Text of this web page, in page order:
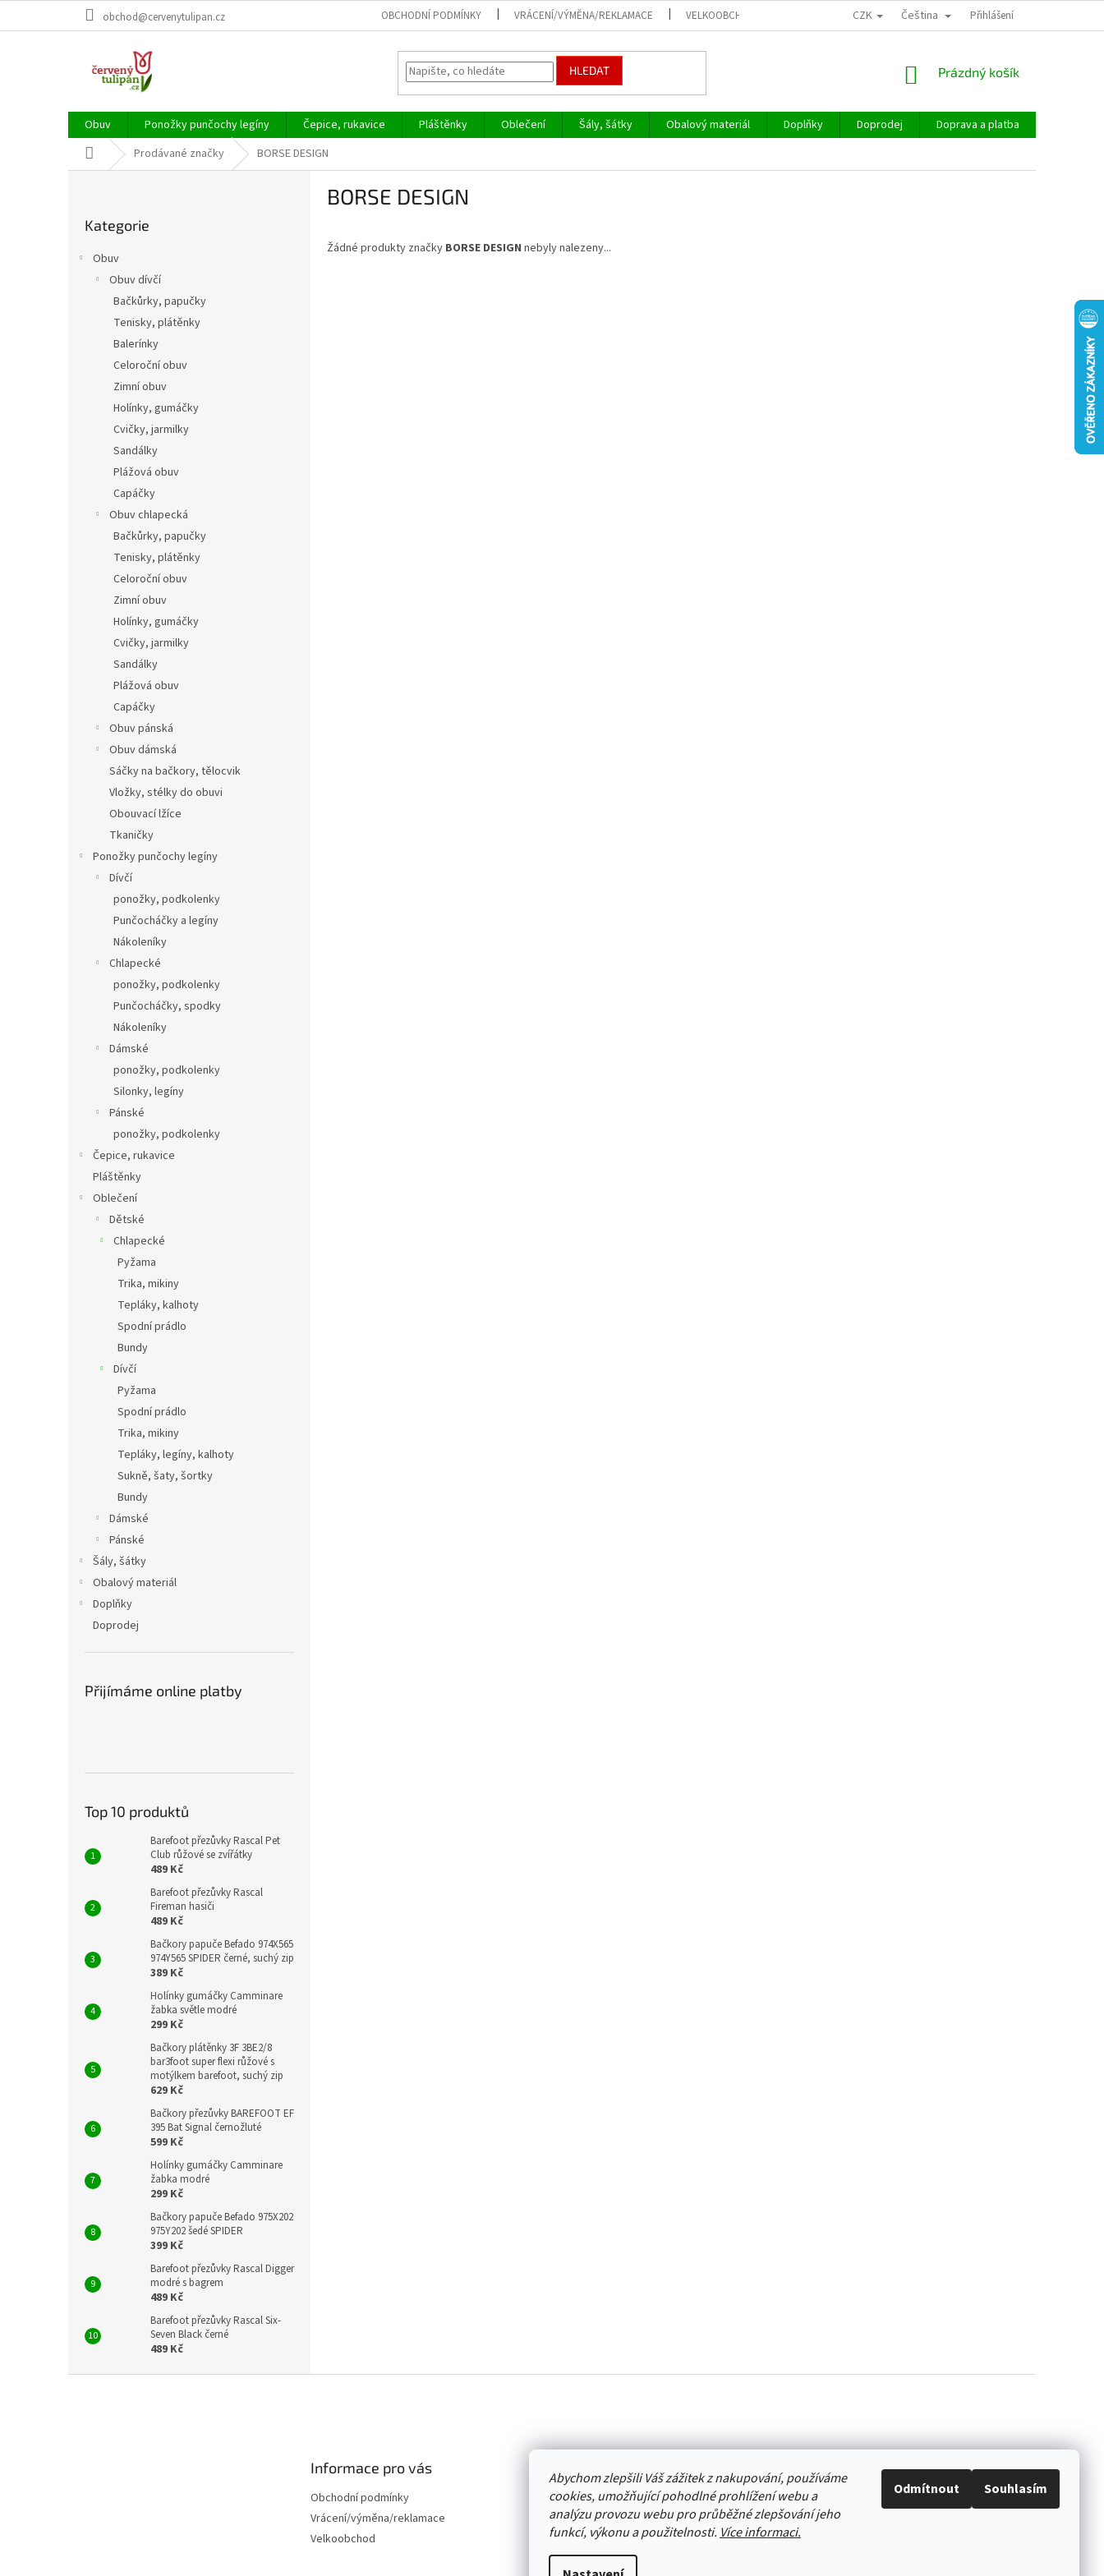
Abychom zlepšili Váš zážitek z nakupování, používáme
cookies, umožňující pohodlné prohlížení webu a
analýzu provozu webu pro průběžné zlepšování jeho
funkcí, výkonu a použitelnosti. Více informaci.
Odmítnout Souhlasím
obchod@cervenytulipan.cz OBCHODNÍ PODMÍNKY VRÁCENÍ/VÝMĚNA/REKLAMACE VELKOOBCHOD CZK Čeština Přihlášení
HLEDAT
NÁKUPNÍ
Prázdný košík
Obuv Ponožky punčochy legíny Čepice, rukavice Pláštěnky Oblečení Šály, šátky Obalový materiál Doplňky Doprodej Doprava a platba
Domů Prodávané značky BORSE DESIGN
kategorie
Kategorie
Obuv
Obuv dívčí
Bačkůrky, papučky
Tenisky, plátěnky
Balerínky
Celoroční obuv
Zimní obuv
Holínky, gumáčky
Cvičky, jarmilky
Sandálky
Plážová obuv
Capáčky
Obuv chlapecká
Bačkůrky, papučky
Tenisky, plátěnky
Celoroční obuv
Zimní obuv
Holínky, gumáčky
Cvičky, jarmilky
Sandálky
Plážová obuv
Capáčky
Obuv pánská
Obuv dámská
Sáčky na bačkory, tělocvik
Vložky, stélky do obuvi
Obouvací lžíce
Tkaničky
Ponožky punčochy legíny
Dívčí
ponožky, podkolenky
Punčocháčky a legíny
Nákoleníky
Chlapecké
ponožky, podkolenky
Punčocháčky, spodky
Nákoleníky
Dámské
ponožky, podkolenky
Silonky, legíny
Pánské
ponožky, podkolenky
Čepice, rukavice
Pláštěnky
Oblečení
Dětské
Chlapecké
Pyžama
Trika, mikiny
Tepláky, kalhoty
Spodní prádlo
Bundy
Dívčí
Pyžama
Spodní prádlo
Trika, mikiny
Tepláky, legíny, kalhoty
Sukně, šaty, šortky
Bundy
Dámské
Pánské
Šály, šátky
Obalový materiál
Doplňky
Doprodej
Přijímáme online platby
Top 10 produktů
Barefoot přezůvky Rascal Pet
Club růžové se zvířátky
489 Kč
Barefoot přezůvky Rascal
Fireman hasiči
489 Kč
Bačkory papuče Befado 974X565
974Y565 SPIDER černé, suchý zip
389 Kč
Holínky gumáčky Camminare
žabka světle modré
299 Kč
Bačkory plátěnky 3F 3BE2/8
bar3foot super flexi růžové s
motýlkem barefoot, suchý zip
629 Kč
Bačkory přezůvky BAREFOOT EF
395 Bat Signal černožluté
599 Kč
Holínky gumáčky Camminare
žabka modré
299 Kč
Bačkory papuče Befado 975X202
975Y202 šedé SPIDER
399 Kč
Barefoot přezůvky Rascal Digger
modré s bagrem
489 Kč
Barefoot přezůvky Rascal Six-
Seven Black černé
489 Kč
BORSE DESIGN
Žádné produkty značky BORSE DESIGN nebyly nalezeny...
Informace pro vás
Obchodní podmínky
Vrácení/výměna/reklamace
Velkoobchod